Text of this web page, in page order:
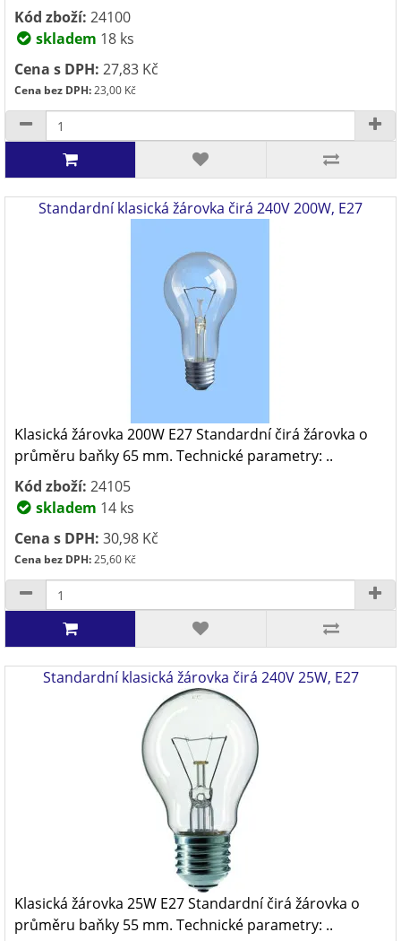
Kód zboží: 24100
skladem 18 ks
Cena s DPH: 27,83 Kč
Cena bez DPH:23,00 Kč
Standardní klasická žárovka čirá 240V 200W, E27
Klasická žárovka 200W E27 Standardní čirá žárovka o
průměru baňky 65 mm. Technické parametry: ..
Kód zboží: 24105
skladem 14 ks
Cena s DPH: 30,98 Kč
Cena bez DPH:25,60 Kč
Standardní klasická žárovka čirá 240V 25W, E27
Klasická žárovka 25W E27 Standardní čirá žárovka o
průměru baňky 55 mm. Technické parametry: ..